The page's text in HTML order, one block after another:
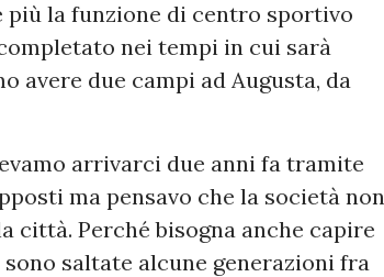
più la funzione di centro sportivo
nei tempi in cui sarà
avere due campi ad Augusta, da
arrivarci due anni fa tramite
ma pensavo che la società non
città. Perché bisogna anche capire
saltate alcune generazioni fra